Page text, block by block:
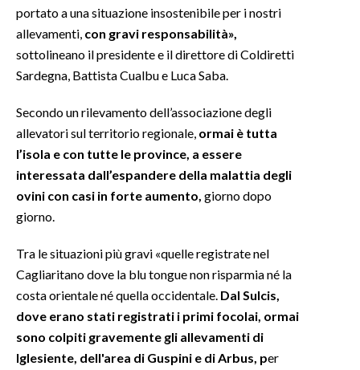
portato a una situazione insostenibile per i nostri
allevamenti, con gravi responsabilità»,
sottolineano il presidente e il direttore di Coldiretti
Sardegna, Battista Cualbu e Luca Saba.
Secondo un rilevamento dell’associazione degli
allevatori sul territorio regionale, ormai è tutta
l’isola e con tutte le province, a essere
interessata dall’espandere della malattia degli
ovini con casi in forte aumento, giorno dopo
giorno.
Tra le situazioni più gravi «quelle registrate nel
Cagliaritano dove la blu tongue non risparmia né la
costa orientale né quella occidentale. Dal Sulcis,
dove erano stati registrati i primi focolai, ormai
sono colpiti gravemente gli allevamenti di
Iglesiente, dell'area di Guspini e di Arbus, per